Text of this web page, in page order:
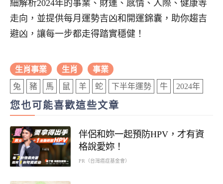
細解析2024年的事業、財運、感情、人際、健康等
走向，並提供每月運勢吉凶和開運錦囊，助你趨吉
避凶，讓每一步都走得踏實穩健！
生肖事業 生肖 事業
兔 豬 馬 鼠 羊 蛇 下半年運勢 牛 2024年
您也可能喜歡這些文章
伴侶和妳一起預防HPV，才有資
格說愛妳！
PR（台灣癌症基金會）